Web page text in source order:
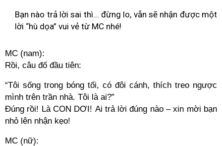
Bạn nào trả lời sai thì... đừng lo, vẫn sẽ nhận được một
lời “hù dọa” vui vẻ từ MC nhé!
MC (nam):
Rồi, câu đố đầu tiên:
“Tôi sống trong bóng tối, có đôi cánh, thích treo ngược
mình trên trần nhà. Tôi là ai?”
Đúng rồi! Là CON DƠI! Ai trả lời đúng nào – xin mời bạn
nhỏ lên nhận kẹo!
MC (nữ):